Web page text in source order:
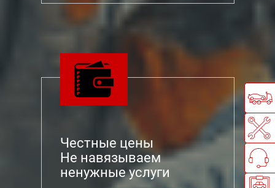
Честные цены
Не навязываем
ненужные услуги